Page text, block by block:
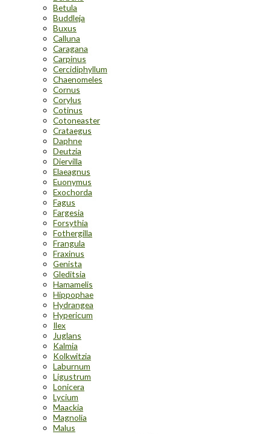
Betula
Buddleja
Buxus
Calluna
Caragana
Carpinus
Cercidiphyllum
Chaenomeles
Cornus
Corylus
Cotinus
Cotoneaster
Crataegus
Daphne
Deutzia
Diervilla
Elaeagnus
Euonymus
Exochorda
Fagus
Fargesia
Forsythia
Fothergilla
Frangula
Fraxinus
Genista
Gleditsia
Hamamelis
Hippophae
Hydrangea
Hypericum
Ilex
Juglans
Kalmia
Kolkwitzia
Laburnum
Ligustrum
Lonicera
Lycium
Maackia
Magnolia
Malus